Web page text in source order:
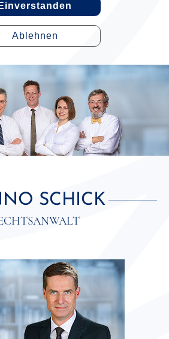
Einverstanden
Ablehnen
SCHICK